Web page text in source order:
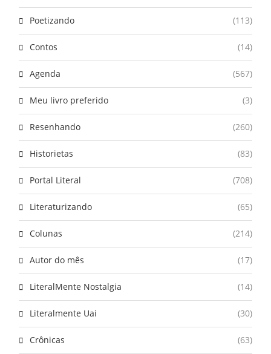
Poetizando (113)
Contos (14)
Agenda (567)
Meu livro preferido (3)
Resenhando (260)
Historietas (83)
Portal Literal (708)
Literaturizando (65)
Colunas (214)
Autor do mês (17)
LiteralMente Nostalgia (14)
Literalmente Uai (30)
Crônicas (63)